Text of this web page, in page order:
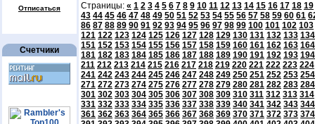
Отписаться
Счетчики
Страницы: « 1 2 3 4 5 6 7 8 9 10 11 12 13 14 15 16 17 18 19
43 44 45 46 47 48 49 50 51 52 53 54 55 56 57 58 59 60 61
86 87 88 89 90 91 92 93 94 95 96 97 98 99 100 101 102 103
121 122 123 124 125 126 127 128 129 130 131 132 133 134
151 152 153 154 155 156 157 158 159 160 161 162 163 164
181 182 183 184 185 186 187 188 189 190 191 192 193 194
211 212 213 214 215 216 217 218 219 220 221 222 223 224
241 242 243 244 245 246 247 248 249 250 251 252 253 254
271 272 273 274 275 276 277 278 279 280 281 282 283 284
301 302 303 304 305 306 307 308 309 310 311 312 313 314
331 332 333 334 335 336 337 338 339 340 341 342 343 344
361 362 363 364 365 366 367 368 369 370 371 372 373 374